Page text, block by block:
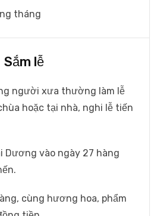
tháng
Sắm lễ
người xưa thường làm lễ
hoặc tại nhà, nghi lễ tiến
Dương vào ngày 27 hàng
cùng hương hoa, phẩm